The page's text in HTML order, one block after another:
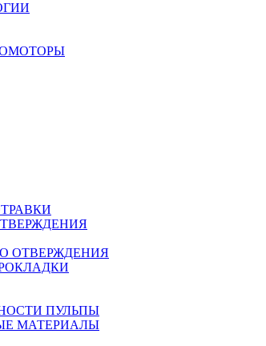
ОТВЕРЖДЕНИЯ
ПУЛЬПЫ
МАТЕРИАЛЫ